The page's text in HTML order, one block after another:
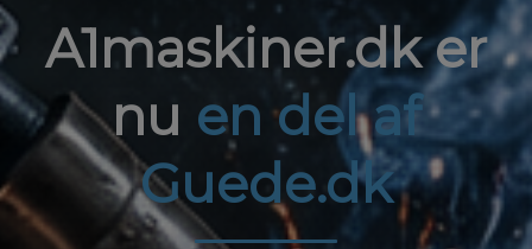
A1maskiner.dk er
nu en del af
Guede.dk